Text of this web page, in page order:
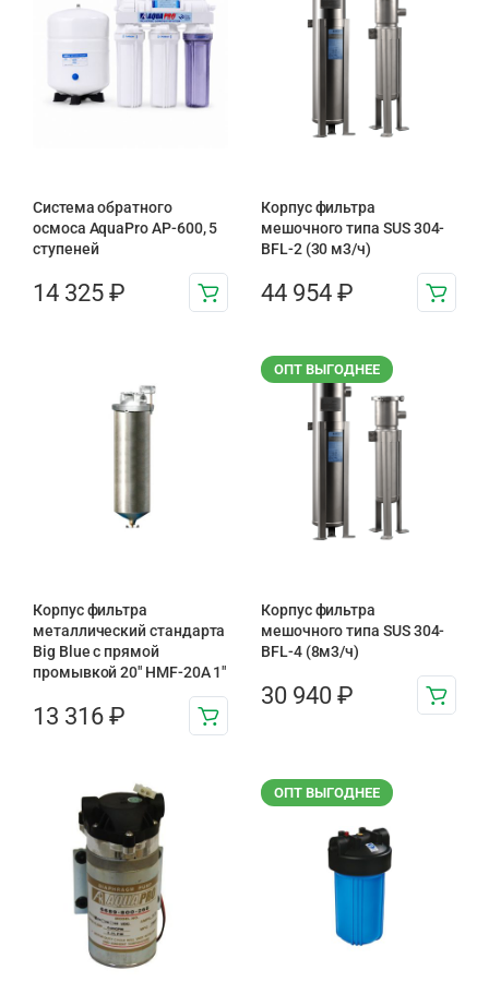
Система обратного
осмоса AquaPro AP-600, 5
ступеней
14 325 ₽
Корпус фильтра
мешочного типа SUS 304-
BFL-2 (30 м3/ч)
44 954 ₽
Корпус фильтра
металлический стандарта
Big Blue с прямой
промывкой 20″ HMF-20A 1″
13 316 ₽
ОПТ ВЫГОДНЕЕ
Корпус фильтра
мешочного типа SUS 304-
BFL-4 (8м3/ч)
30 940 ₽
ОПТ ВЫГОДНЕЕ